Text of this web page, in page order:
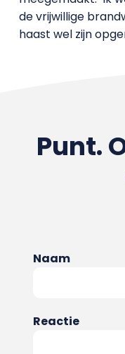
de vrijwillige
haast wel zijn
Punt.
Naam
Reactie